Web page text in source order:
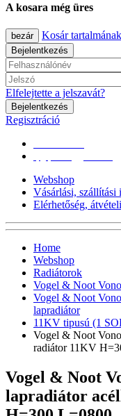
A kosara még üres
bezár Kosár
Bejelentkezés
Elfelejtette a jelszavát?
Bejelentkezés
Regisztráció
Webshop
Vásárlási, szállítási
Elérhetőség,
Home
Webshop
Radiátorok
Vogel & Noot
Vogel & Noot
lapradiátor
11KV tipusú (1
Vogel & Noot
radiátor 11KV
Vogel & Noot
lapradiátor